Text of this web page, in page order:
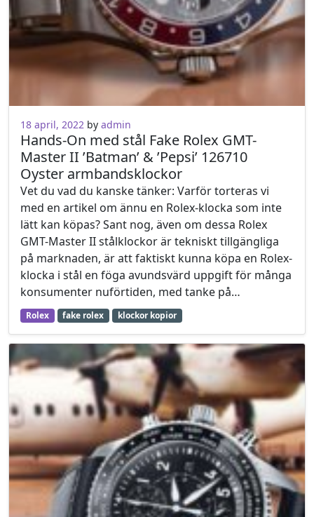
22 november, 2021
18 april, 2022 by admin
Hands-On med stål Fake Rolex GMT-
Master II ’Batman’ & ’Pepsi’ 126710
Oyster armbandsklockor
Vet du vad du kanske tänker: Varför torteras vi
med en artikel om ännu en Rolex-klocka som inte
lätt kan köpas? Sant nog, även om dessa Rolex
GMT-Master II stålklockor är tekniskt tillgängliga
på marknaden, är att faktiskt kunna köpa en Rolex-
klocka i stål en föga avundsvärd uppgift för många
konsumenter nuförtiden, med tanke på…
Rolex fake rolex klockor kopior